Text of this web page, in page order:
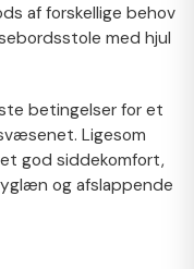
af forskellige behov
med hjul
betingelser for et
Ligesom
god siddekomfort,
og afslappende